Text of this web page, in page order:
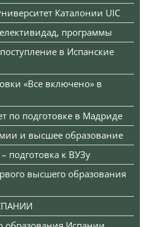
Каталонии UIC
программы
в Испанские
«Все включено» в
по подготовке в Мадриде
и высшее образование
подготовка к ВУЗу
высшего образования